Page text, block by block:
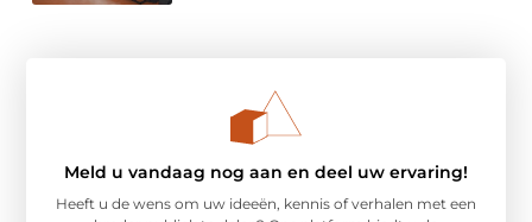
Meld u vandaag nog aan en deel uw ervaring!
Heeft u de wens om uw ideeën, kennis of verhalen met een